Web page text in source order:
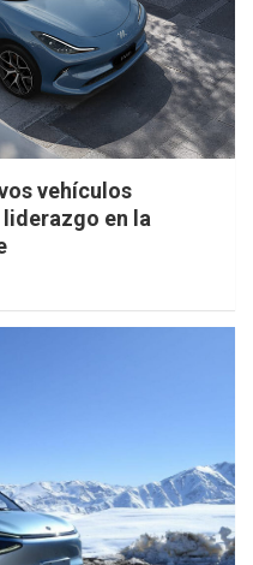
vehículos
en la